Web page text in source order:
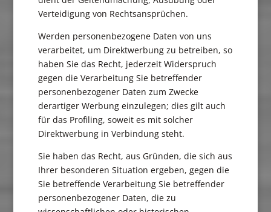
Verteidigung von Rechtsansprüchen.
Werden personenbezogene Daten von uns
verarbeitet, um Direktwerbung zu betreiben, so
haben Sie das Recht, jederzeit Widerspruch
gegen die Verarbeitung Sie betreffender
personenbezogener Daten zum Zwecke
derartiger Werbung einzulegen; dies gilt auch
für das Profiling, soweit es mit solcher
Direktwerbung in Verbindung steht.
Sie haben das Recht, aus Gründen, die sich aus
Ihrer besonderen Situation ergeben, gegen die
Sie betreffende Verarbeitung Sie betreffender
personenbezogener Daten, die zu